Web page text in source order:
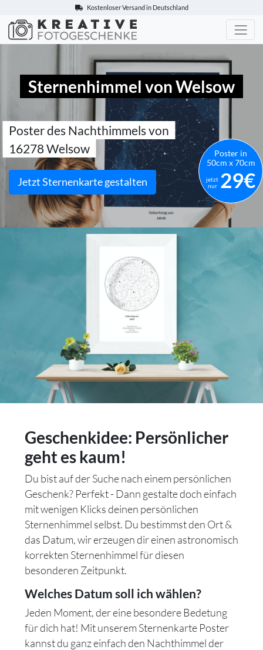
Kostenloser Versand in Deutschland
Kreative-Fotogeschenke.de
Sternenhimmel von Welsow
Poster des Nachthimmels von
16278 Welsow
Jetzt Sternenkarte gestalten
Poster in
50cm x 70cm
jetzt
nur 29€
Geschenkidee: Persönlicher
geht es kaum!
Du bist auf der Suche nach einem persönlichen
Geschenk? Perfekt - Dann gestalte doch einfach
mit wenigen Klicks deinen persönlichen
Sternenhimmel selbst. Du bestimmst den Ort &
das Datum, wir erzeugen dir einen astronomisch
korrekten Sternenhimmel für diesen
besonderen Zeitpunkt.
Welches Datum soll ich wählen?
Jeden Moment, der eine besondere Bedetung
für dich hat! Mit unserem Sternenkarte Poster
kannst du ganz einfach den Nachthimmel der